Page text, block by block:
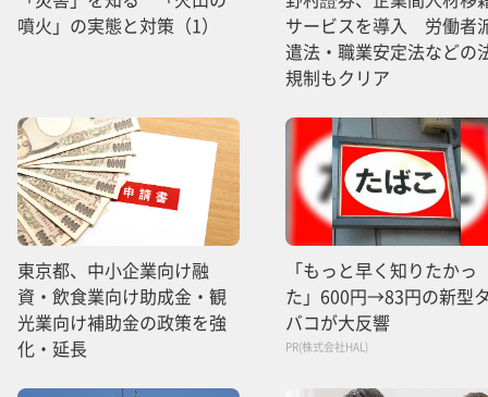
噴火」の実態と対策（1）
サービスを導入 労働者
遣法・職業安定法などの
規制もクリア
東京都、中小企業向け融
資・飲食業向け助成金・観
光業向け補助金の政策を強
化・延長
「もっと早く知りたかっ
た」600円→83円の新型
バコが大反響
PR(株式会社HAL)